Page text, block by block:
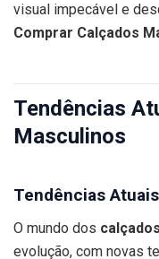
visual impecável e
Comprar Calçados
Tendências
Masculinos
Tendências
O mundo dos
evolução, com novas